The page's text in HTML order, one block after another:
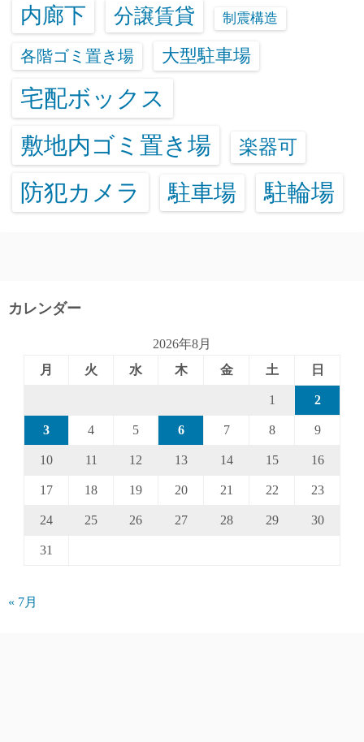
内廊下 分譲賃貸 制震構造
各階ゴミ置き場 大型駐車場
宅配ボックス
敷地内ゴミ置き場
楽器可
防犯カメラ 駐車場 駐輪場
カレンダー
2026年8月
月
火 水 木 金 土 日
1 2
3 4 5 6 7 8 9
10 11 12 13 14 15 16
17 18 19 20 21 22 23
24 25 26 27 28 29 30
31
« 7月